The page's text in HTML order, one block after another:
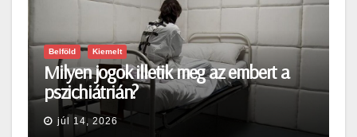
Belföld Kiemelt
Milyen jogok illetik meg az embert a
pszichiátrián?
júl 14, 2026